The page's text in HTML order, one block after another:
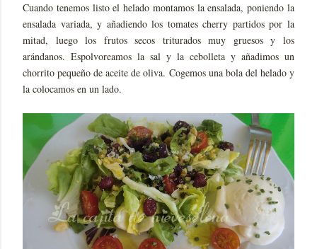
Cuando tenemos listo el helado montamos la ensalada, poniendo la
ensalada variada, y añadiendo los tomates cherry partidos por la
mitad, luego los frutos secos triturados muy gruesos y los
arándanos. Espolvoreamos la sal y la cebolleta y añadimos un
chorrito pequeño de aceite de oliva. Cogemos una bola del helado y
la colocamos en un lado.